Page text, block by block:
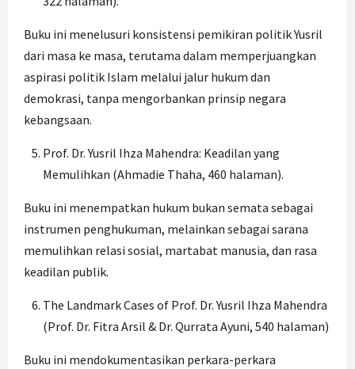
Buku ini menelusuri konsistensi pemikiran politik Yusril
dari masa ke masa, terutama dalam memperjuangkan
aspirasi politik Islam melalui jalur hukum dan
demokrasi, tanpa mengorbankan prinsip negara
kebangsaan.
Prof. Dr. Yusril Ihza Mahendra: Keadilan yang
Memulihkan (Ahmadie Thaha, 460 halaman).
Buku ini menempatkan hukum bukan semata sebagai
instrumen penghukuman, melainkan sebagai sarana
memulihkan relasi sosial, martabat manusia, dan rasa
keadilan publik.
The Landmark Cases of Prof. Dr. Yusril Ihza Mahendra
(Prof. Dr. Fitra Arsil & Dr. Qurrata Ayuni, 540 halaman)
Buku ini mendokumentasikan perkara-perkara